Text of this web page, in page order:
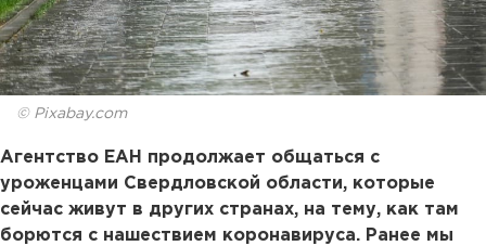
© Pixabay.com
Агентство ЕАН продолжает общаться с
уроженцами Свердловской области, которые
сейчас живут в других странах, на тему, как там
борются с нашествием коронавируса. Ранее мы